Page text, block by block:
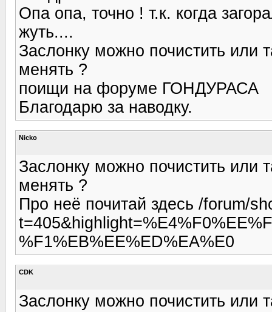
Опа опа, точно ! т.к. когда
жуть....
Заслонку можно почистить или
менять ?
поищи на форуме ГОНДУРАСА
Благодарю за наводку.
Nicko
Заслонку можно почистить или
менять ?
Про неё почитай здесь /forum/
%F1%EB%EE%ED%EA%E0
CDK
Заслонку можно почистить или